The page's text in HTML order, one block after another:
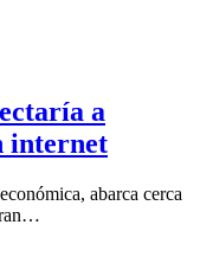
a
internet
abarca cerca